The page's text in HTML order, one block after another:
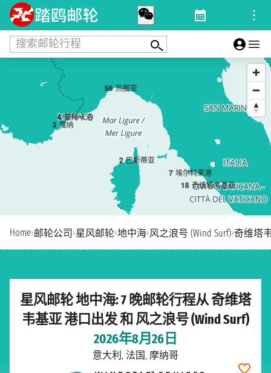
搜索邮轮行程
18 奇维塔韦基亚
2 巴斯蒂亚
3 戛纳
4 蒙特卡洛
56 热那亚
7 埃尔科莱港
Home›邮轮公司 ›星风邮轮›地中海›风之浪号 (Wind Surf)›奇维塔
星风邮轮 地中海: 7 晚邮轮行程从 奇维塔
韦基亚 港口出发 和 风之浪号 (Wind Surf)
2026年8月26日
意大利, 法国, 摩纳哥